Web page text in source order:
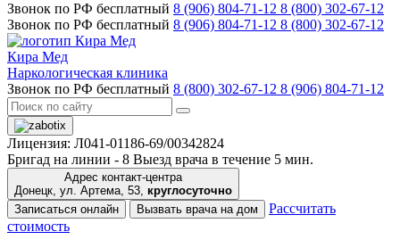
Звонок по РФ бесплатный 8 (906) 804-71-12 8 (800) 302-67-12
Звонок по РФ бесплатный 8 (906) 804-71-12 8 (800) 302-67-12
Кира Мед
Наркологическая клиника
Звонок по РФ бесплатный 8 (800) 302-67-12 8 (906) 804-71-12
Лицензия: Л041-01186-69/00342824
Бригад на линии - 8 Выезд врача в течение 5 мин.
Адрес контакт-центра
Донецк, ул. Артема, 53, круглосуточно
Записаться онлайн
Вызвать врача на дом
Рассчитать
стоимость